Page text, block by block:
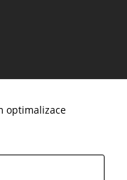
optimalizace